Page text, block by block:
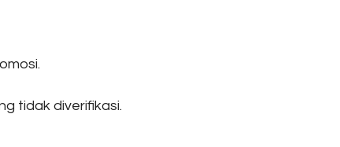
tidak diverifikasi.